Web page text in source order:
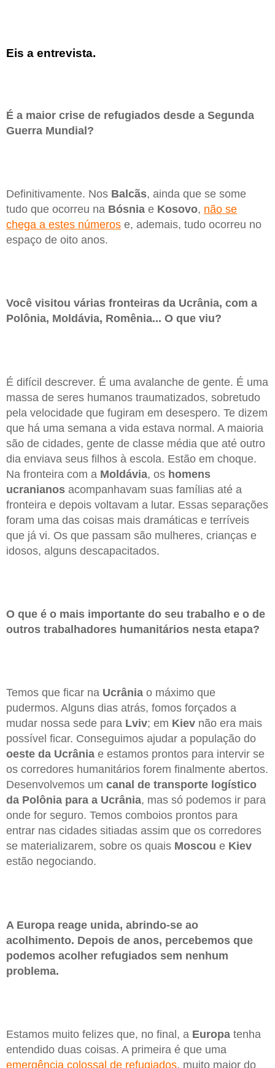
Eis a entrevista.
É a maior crise de refugiados desde a Segunda
Guerra Mundial?
Definitivamente. Nos Balcãs, ainda que se some
tudo que ocorreu na Bósnia e Kosovo, não se
chega a estes números e, ademais, tudo ocorreu no
espaço de oito anos.
Você visitou várias fronteiras da Ucrânia, com a
Polônia, Moldávia, Romênia... O que viu?
É difícil descrever. É uma avalanche de gente. É uma
massa de seres humanos traumatizados, sobretudo
pela velocidade que fugiram em desespero. Te dizem
que há uma semana a vida estava normal. A maioria
são de cidades, gente de classe média que até outro
dia enviava seus filhos à escola. Estão em choque.
Na fronteira com a Moldávia, os homens
ucranianos acompanhavam suas famílias até a
fronteira e depois voltavam a lutar. Essas separações
foram uma das coisas mais dramáticas e terríveis
que já vi. Os que passam são mulheres, crianças e
idosos, alguns descapacitados.
O que é o mais importante do seu trabalho e o de
outros trabalhadores humanitários nesta etapa?
Temos que ficar na Ucrânia o máximo que
pudermos. Alguns dias atrás, fomos forçados a
mudar nossa sede para Lviv; em Kiev não era mais
possível ficar. Conseguimos ajudar a população do
oeste da Ucrânia e estamos prontos para intervir se
os corredores humanitários forem finalmente abertos.
Desenvolvemos um canal de transporte logístico
da Polônia para a Ucrânia, mas só podemos ir para
onde for seguro. Temos comboios prontos para
entrar nas cidades sitiadas assim que os corredores
se materializarem, sobre os quais Moscou e Kiev
estão negociando.
A Europa reage unida, abrindo-se ao
acolhimento. Depois de anos, percebemos que
podemos acolher refugiados sem nenhum
problema.
Estamos muito felizes que, no final, a Europa tenha
entendido duas coisas. A primeira é que uma
emergência colossal de refugiados, muito maior do